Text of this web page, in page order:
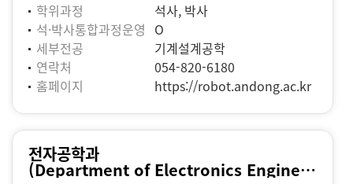
학위과정
석사, 박사
석·박사통합과정운영 O
세부전공
기계설계공학
연락처
054-820-6180
홈페이지
https://robot.andong.ac.kr
전자공학과
(Department of Electronics Engineering)